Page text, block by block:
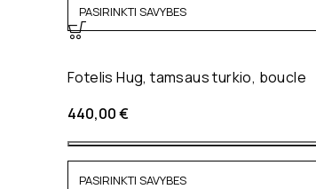
PASIRINKTI SAVYBES
Fotelis Hug, tamsaus turkio, boucle
440,00€
PASIRINKTI SAVYBES